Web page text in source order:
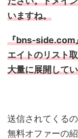
いますね。
『bns-side.com
エイトのリスト
大量に展開して
送信されてくる
無料オファーの